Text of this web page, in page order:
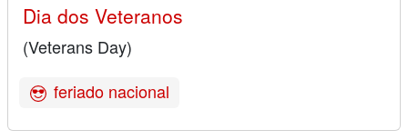
Dia dos Veteranos
(Veterans Day)
feriado nacional